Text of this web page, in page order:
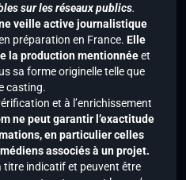
sur les réseaux publics.
veille active journalistique
préparation en France. Elle
la production mentionnéeet
sa forme originelle telle que
casting.
et à l’enrichissement
ne peut garantir l’exactitude
en particulier celles
associés à un projet.
indicatif et peuvent être